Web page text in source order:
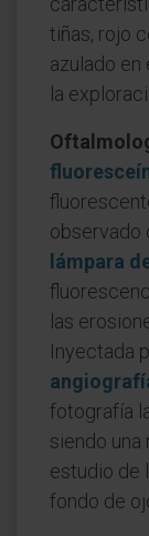
tiñas, rojo
azulado
la
observado
lámpara
las
Inyectada
fotografía
siendo una
estudio de
fondo de